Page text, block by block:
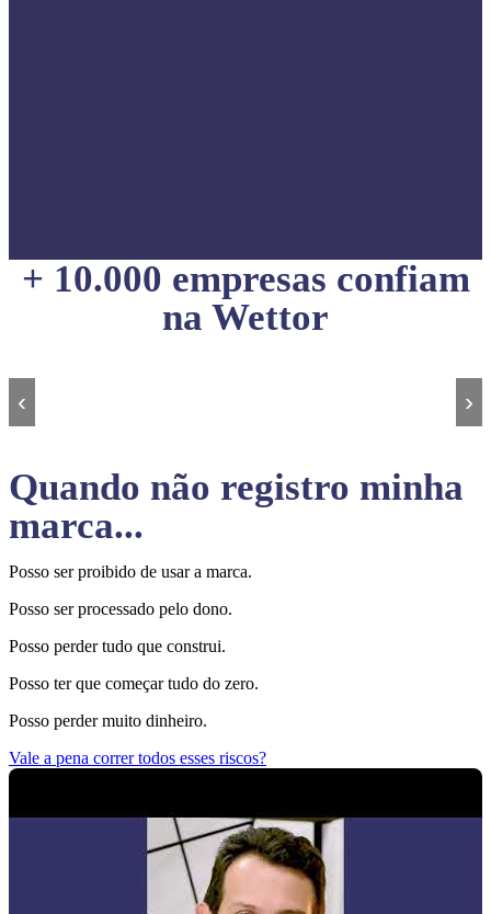
+ 10.000 empresas confiam
na Wettor
‹ ›
Quando não registro minha
marca...
Posso ser proibido de usar a marca.
Posso ser processado pelo dono.
Posso perder tudo que construi.
Posso ter que começar tudo do zero.
Posso perder muito dinheiro.
Vale a pena correr todos esses riscos?